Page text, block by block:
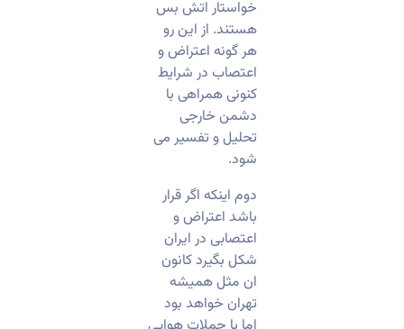
خواستار اتش بس
هستند. از این رو
هر گونه اعتراض و
اعتصاب در شرایط
کنونی همراهی با
دشمن خارجی
تحلیل و تفسیر می
شود.
دوم اینکه اگر قرار
باشد اعتراض و
اعتصابی در ایران
شکل بگیرد کانون
ان مثل همیشه
تهران خواهد بود